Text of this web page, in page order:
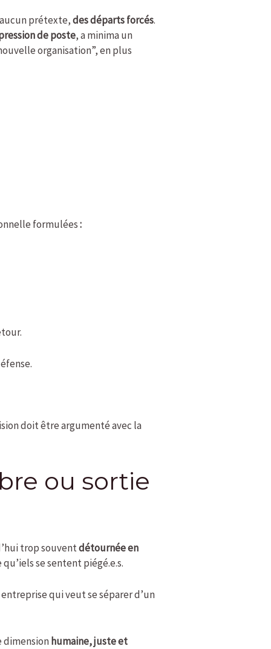
aucun prétexte,des départs forcés.
de poste, a minima un
organisation”, en plus
formulées:
doit être argumenté avec la
ou sortie
trop souventdétournée en
se sentent piégé.e.s.
qui veut se séparer d’un
dimension humaine, juste et